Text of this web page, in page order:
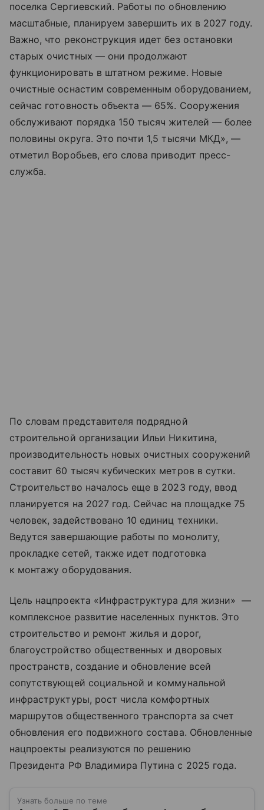
поселка Сергиевский. Работы по обновлению
масштабные, планируем завершить их в 2027 году.
Важно, что реконструкция идет без остановки
старых очистных — они продолжают
функционировать в штатном режиме. Новые
очистные оснастим современным оборудованием,
сейчас готовность объекта — 65%. Сооружения
обслуживают порядка 150 тысяч жителей — более
половины округа. Это почти 1,5 тысячи МКД», —
отметил Воробьев, его слова приводит пресс-
служба.
По словам представителя подрядной
строительной организации Ильи Никитина,
производительность новых очистных сооружений
составит 60 тысяч кубических метров в сутки.
Строительство началось еще в 2023 году, ввод
планируется на 2027 год. Сейчас на площадке 75
человек, задействовано 10 единиц техники.
Ведутся завершающие работы по монолиту,
прокладке сетей, также идет подготовка
к монтажу оборудования.
Цель нацпроекта «Инфраструктура для жизни» —
комплексное развитие населенных пунктов. Это
строительство и ремонт жилья и дорог,
благоустройство общественных и дворовых
пространств, создание и обновление всей
сопутствующей социальной и коммунальной
инфраструктуры, рост числа комфортных
маршрутов общественного транспорта за счет
обновления его подвижного состава. Обновленные
нацпроекты реализуются по решению
Президента РФ Владимира Путина с 2025 года.
Узнать больше по теме